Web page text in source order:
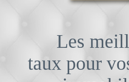
Les
taux pour